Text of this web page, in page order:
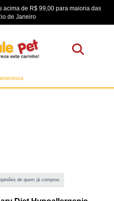
acima de R$ 99,00 para maioria das
de Janeiro
de quem já comprou